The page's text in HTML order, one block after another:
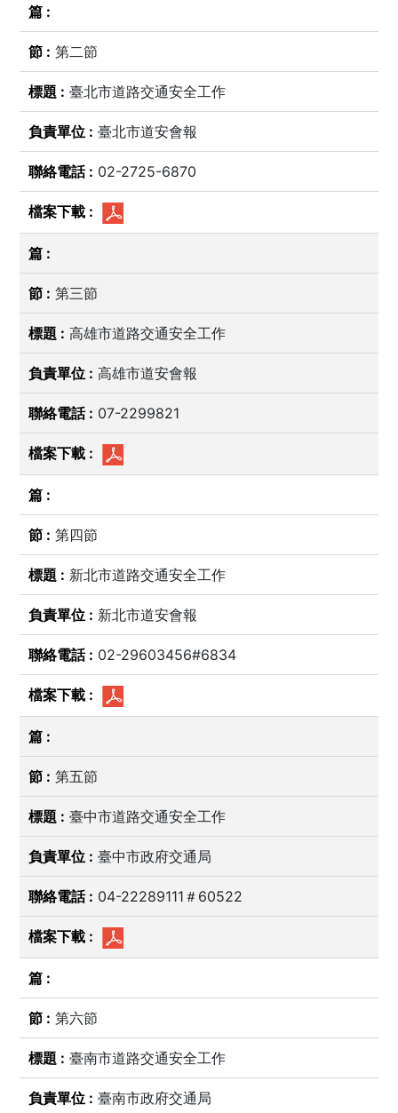
第二節
臺北市道路交通安全工作
臺北市道安會報
02-2725-6870
第三節
高雄市道路交通安全工作
高雄市道安會報
07-2299821
第四節
新北市道路交通安全工作
新北市道安會報
02-29603456#6834
第五節
臺中市道路交通安全工作
臺中市政府交通局
04-22289111＃60522
第六節
臺南市道路交通安全工作
臺南市政府交通局